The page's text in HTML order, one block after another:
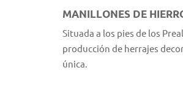
MANILLONES DE
Situada a los pies de los
producción de herrajes
única.